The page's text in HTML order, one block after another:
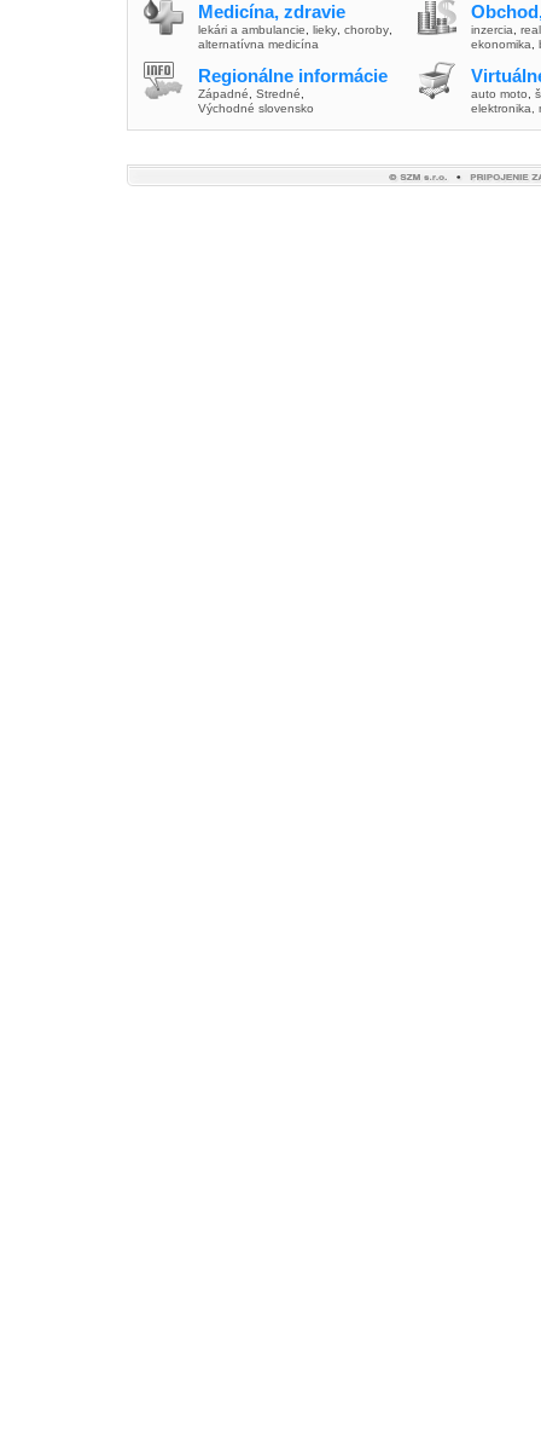
Medicína, zdravie
lekári a ambulancie lieky choroby
alternatívna medicína
Regionálne informácie
Západné Stredné
Východné slovensko
inzercia
ekonomika
auto moto
elektronika,